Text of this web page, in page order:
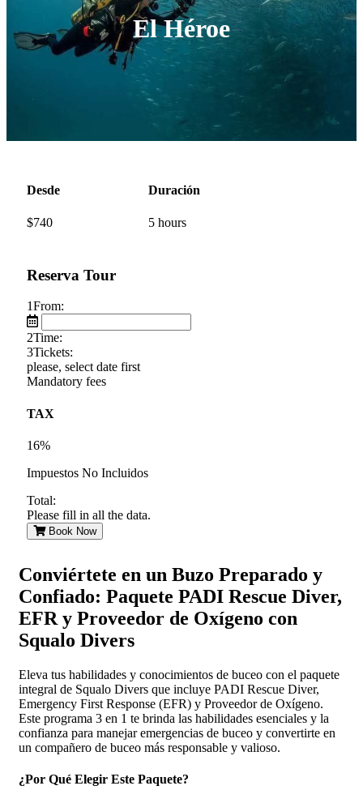
El Héroe
Desde
$740
Duración
5 hours
Reserva Tour
1From:
2Time:
3Tickets:
please, select date first
Mandatory fees
TAX
16%
Impuestos No Incluidos
Total:
Please fill in all the data.
Book Now
Conviértete en un Buzo Preparado y
Confiado: Paquete PADI Rescue Diver,
EFR y Proveedor de Oxígeno con
Squalo Divers
Eleva tus habilidades y conocimientos de buceo con el paquete
integral de Squalo Divers que incluye PADI Rescue Diver,
Emergency First Response (EFR) y Proveedor de Oxígeno.
Este programa 3 en 1 te brinda las habilidades esenciales y la
confianza para manejar emergencias de buceo y convertirte en
un compañero de buceo más responsable y valioso.
¿Por Qué Elegir Este Paquete?